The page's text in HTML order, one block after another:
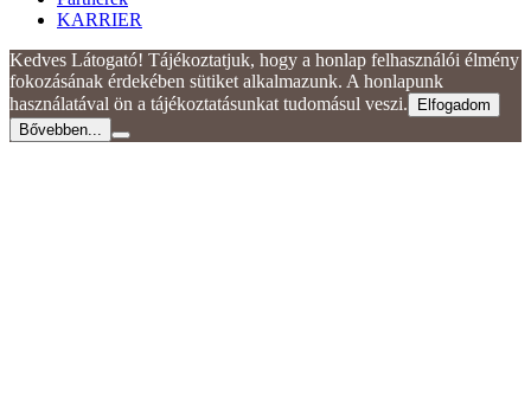
KARRIER
Kedves Látogató! Tájékoztatjuk, hogy a honlap felhasználói élmény
fokozásának érdekében sütiket alkalmazunk. A honlapunk
használatával ön a tájékoztatásunkat tudomásul veszi.
Elfogadom
Bővebben...